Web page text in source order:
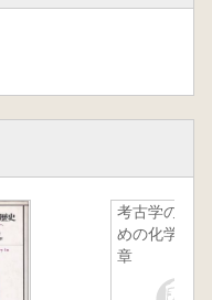
考古学のた
めの化学10
章